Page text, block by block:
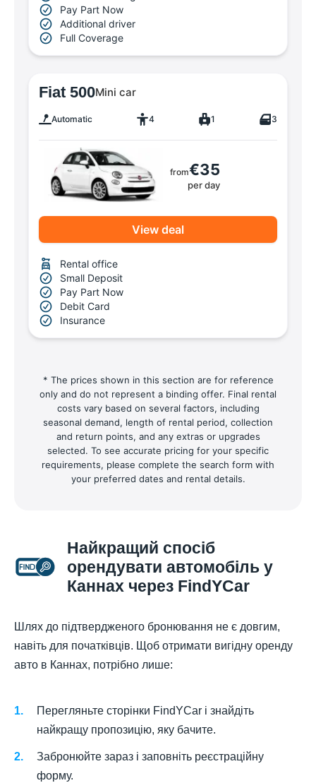
Pay Part Now
Additional driver
Full Coverage
Fiat 500Mini car
Automatic 4 1 3
from€35
per day
View deal
Rental office
Small Deposit
Pay Part Now
Debit Card
Insurance
* The prices shown in this section are for reference
only and do not represent a binding offer. Final rental
costs vary based on several factors, including
seasonal demand, length of rental period, collection
and return points, and any extras or upgrades
selected. To see accurate pricing for your specific
requirements, please complete the search form with
your preferred dates and rental details.
Найкращий спосіб
орендувати автомобіль у
Каннах через FindYCar
Шлях до підтвердженого бронювання не є довгим,
навіть для початківців. Щоб отримати вигідну оренду
авто в Каннах, потрібно лише:
Перегляньте сторінки FindYCar і знайдіть
найкращу пропозицію, яку бачите.
Забронюйте зараз і заповніть реєстраційну
форму.